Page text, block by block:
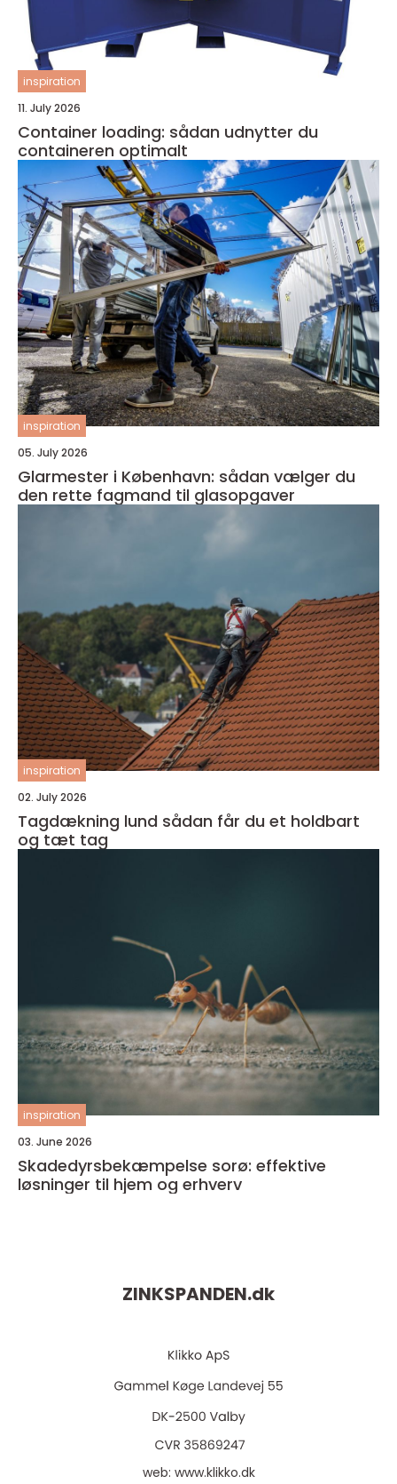
inspiration
11. July 2026
Container loading: sådan udnytter du
containeren optimalt
inspiration
05. July 2026
Glarmester i København: sådan vælger du
den rette fagmand til glasopgaver
inspiration
02. July 2026
Tagdækning lund sådan får du et holdbart
og tæt tag
inspiration
03. June 2026
Skadedyrsbekæmpelse sorø: effektive
løsninger til hjem og erhverv
ZINKSPANDEN.dk
web: www.klikko.dk